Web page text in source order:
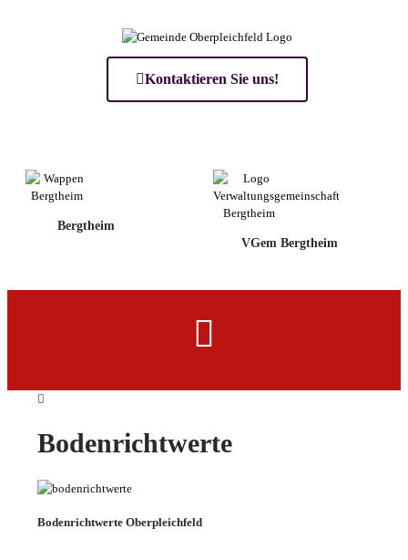
Kontaktieren Sie uns!
Bergtheim
VGem Bergtheim
Bodenrichtwerte
Bodenrichtwerte Oberpleichfeld